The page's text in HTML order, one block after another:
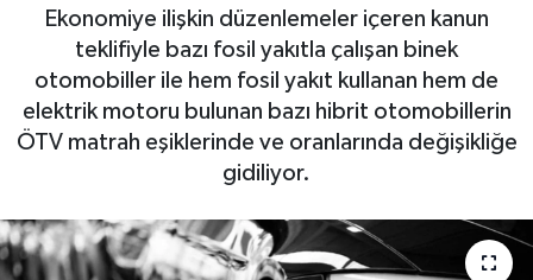
Ekonomiye ilişkin düzenlemeler içeren kanun
teklifiyle bazı fosil yakıtla çalışan binek
otomobiller ile hem fosil yakıt kullanan hem de
elektrik motoru bulunan bazı hibrit otomobillerin
ÖTV matrah eşiklerinde ve oranlarında değişikliğe
gidiliyor.
EKONOMİ
GÜNDEM
SAĞLIK
Tüm Manşetler
Son Dakika Haberleri